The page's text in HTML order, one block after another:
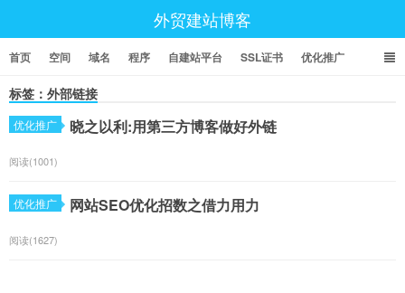
外贸建站博客
首页 空间 域名 程序 自建站平台 SSL证书 优化推广
标签：外部链接
优化推广 晓之以利:用第三方博客做好外链
阅读(1001)
优化推广 网站SEO优化招数之借力用力
阅读(1627)